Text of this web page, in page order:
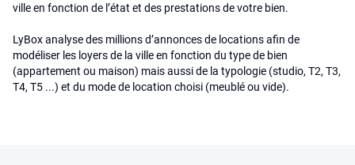
ville en fonction de l’état et des prestations de votre bien.
LyBox analyse des millions d’annonces de locations afin de
modéliser les loyers de la ville en fonction du type de bien
(appartement ou maison) mais aussi de la typologie (studio, T2, T3,
T4, T5 ...) et du mode de location choisi (meublé ou vide).